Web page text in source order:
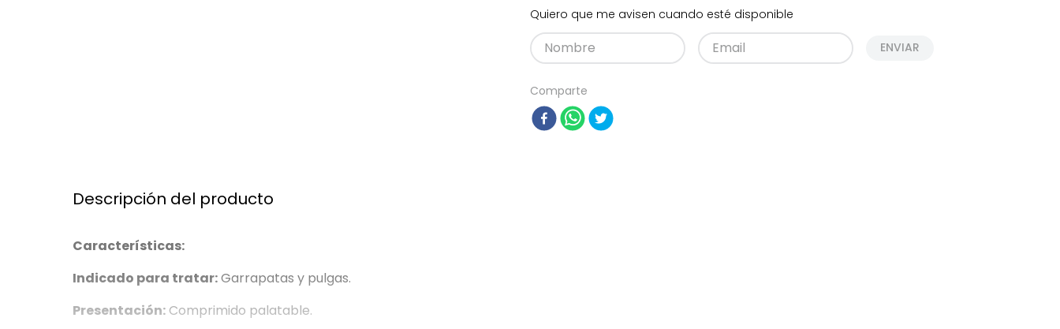
Quiero que me avisen cuando esté disponible
ENVIAR
Comparte
Descripción del producto
Características:
Indicado para tratar:Garrapatas y pulgas.
Presentación: Comprimido palatable.